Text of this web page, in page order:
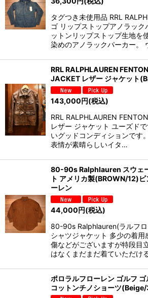
タグつき未使用品 RRL
ゴ リップストップアノラック
ットンリップストップ生地を
染めのアノラックパーカー。
RRL RALPHLAUREN
JACKET レザー ジャケット
143,000円(税込)
RRL RALPHLAUREN
レザー ジャケット ユーズド
いグッドコンディションです
表情が素晴らしいイタ…
80-90s Ralphlauren スウェ
ト アメリカ製(BROWN/12)ビ
ーレン
44,000円(税込)
80-90s Ralphlauren(ラルフ
シャツジャケット 多少の着用
傷などがございますが特段目
はなくまだまだ着ていただけ
ポロラルフローレン ゴルフ
コットンチノショーツ